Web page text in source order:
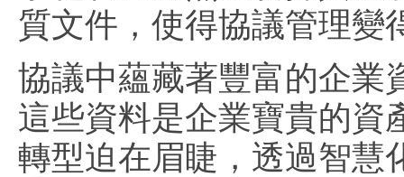
質文件，使得協議管理變
協議中蘊藏著豐富的企業
這些資料是企業寶貴的資
轉型迫在眉睫，透過智慧